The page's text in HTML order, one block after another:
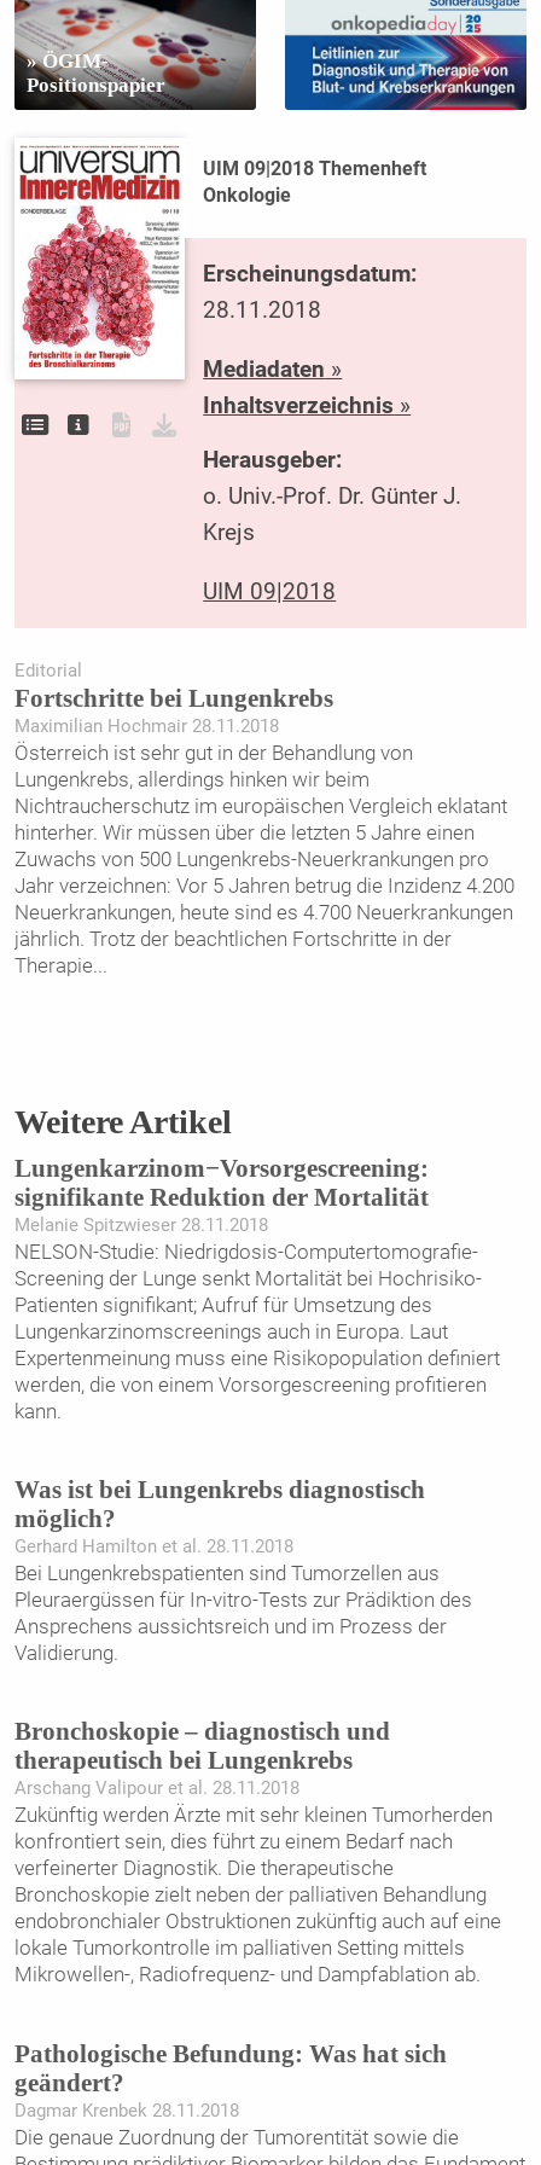
» ÖGIM-
Positionspapier
UIM 09|2018 Themenheft
Onkologie
Erscheinungsdatum:
28.11.2018
Mediadaten »
Inhaltsverzeichnis »
Herausgeber:
o. Univ.-Prof. Dr. Günter J.
Krejs
UIM 09|2018
Editorial
Fortschritte bei Lungenkrebs
Maximilian Hochmair 28.11.2018
Österreich ist sehr gut in der Behandlung von
Lungenkrebs, allerdings hinken wir beim
Nichtraucherschutz im europäischen Vergleich eklatant
hinterher. Wir müssen über die letzten 5 Jahre einen
Zuwachs von 500 Lungenkrebs-Neuerkrankungen pro
Jahr verzeichnen: Vor 5 Jahren betrug die Inzidenz 4.200
Neuerkrankungen, heute sind es 4.700 Neuerkrankungen
jährlich. Trotz der beachtlichen Fortschritte in der
Therapie...
Weitere Artikel
Lungenkarzinom−Vorsorgescreening:
signifikante Reduktion der Mortalität
Melanie Spitzwieser 28.11.2018
NELSON-Studie: Niedrigdosis-Computertomografie-
Screening der Lunge senkt Mortalität bei Hochrisiko-
Patienten signifikant; Aufruf für Umsetzung des
Lungenkarzinom­screenings auch in Europa. Laut
Expertenmeinung muss eine Risikopopulation definiert
werden, die von einem Vorsorgescreening profitieren
kann.
Was ist bei Lungenkrebs diagnostisch
möglich?
Gerhard Hamilton et al. 28.11.2018
Bei Lungenkrebspatienten sind Tumorzellen aus
Pleuraergüssen für In-vitro-Tests zur Prädiktion des
Ansprechens aussichtsreich und im Prozess der
Validierung.
Bronchoskopie – diagnostisch und
therapeutisch bei Lungenkrebs
Arschang Valipour et al. 28.11.2018
Zukünftig werden Ärzte mit sehr kleinen Tumorherden
konfrontiert sein, dies führt zu einem Bedarf nach
verfeinerter Diagnostik. Die therapeutische
Bronchoskopie zielt neben der palliativen Behandlung
endobronchialer Obstruktionen zukünftig auch auf eine
lokale Tumorkontrolle im palliativen Setting mittels
Mikrowellen-, Radiofrequenz- und Dampfablation ab.
Pathologische Befundung: Was hat sich
geändert?
Dagmar Krenbek 28.11.2018
Die genaue Zuordnung der Tumorentität sowie die